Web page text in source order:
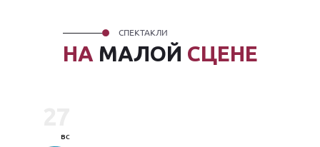
НА МАЛОЙ СЦЕНЕ
СПЕКТАКЛИ
вс